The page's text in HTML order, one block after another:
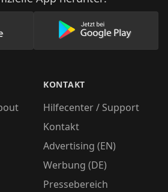
App im AppStore herunter
Lade unsere
KONTAKT
Hilfecenter / Support
Kontakt
Advertising (EN)
Werbung (DE)
Pressebereich